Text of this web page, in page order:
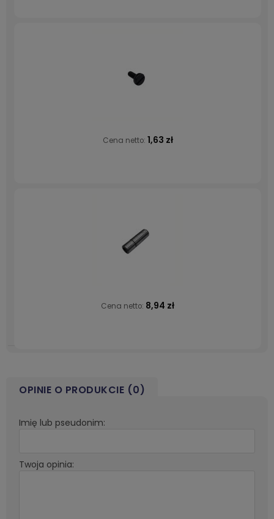
Cena netto: 1,63 zł
Cena netto: 8,94 zł
OPINIE O PRODUKCIE (0)
Imię lub pseudonim:
Twoja opinia: